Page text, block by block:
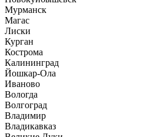
Мурманск
Магас
Лиски
Курган
Кострома
Калининград
Йошкар-Ола
Иваново
Вологда
Волгоград
Владимир
Владикавказ